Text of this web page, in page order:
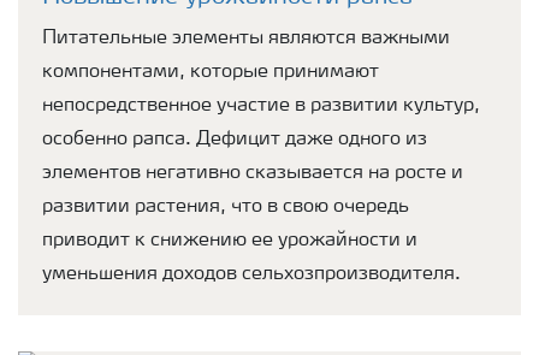
Питательные элементы являются важными
компонентами, которые принимают
непосредственное участие в развитии культур,
особенно рапса. Дефицит даже одного из
элементов негативно сказывается на росте и
развитии растения, что в свою очередь
приводит к снижению ее урожайности и
уменьшения доходов сельхозпроизводителя.